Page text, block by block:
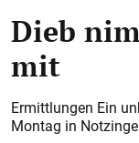
Dieb
mit
Ermittlungen Ein
Montag in